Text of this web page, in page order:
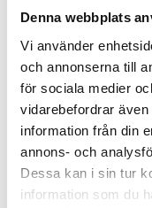
Denna webbplats
Vi använder
och annonserna till
för sociala medier
vidarebefordrar
information från din
annons- och
Dessa kan i sin tur
information som du
gör
Kunderna vänder
lutapplikationer där
och kondensat där
driftstörningar. Här
och teknisk